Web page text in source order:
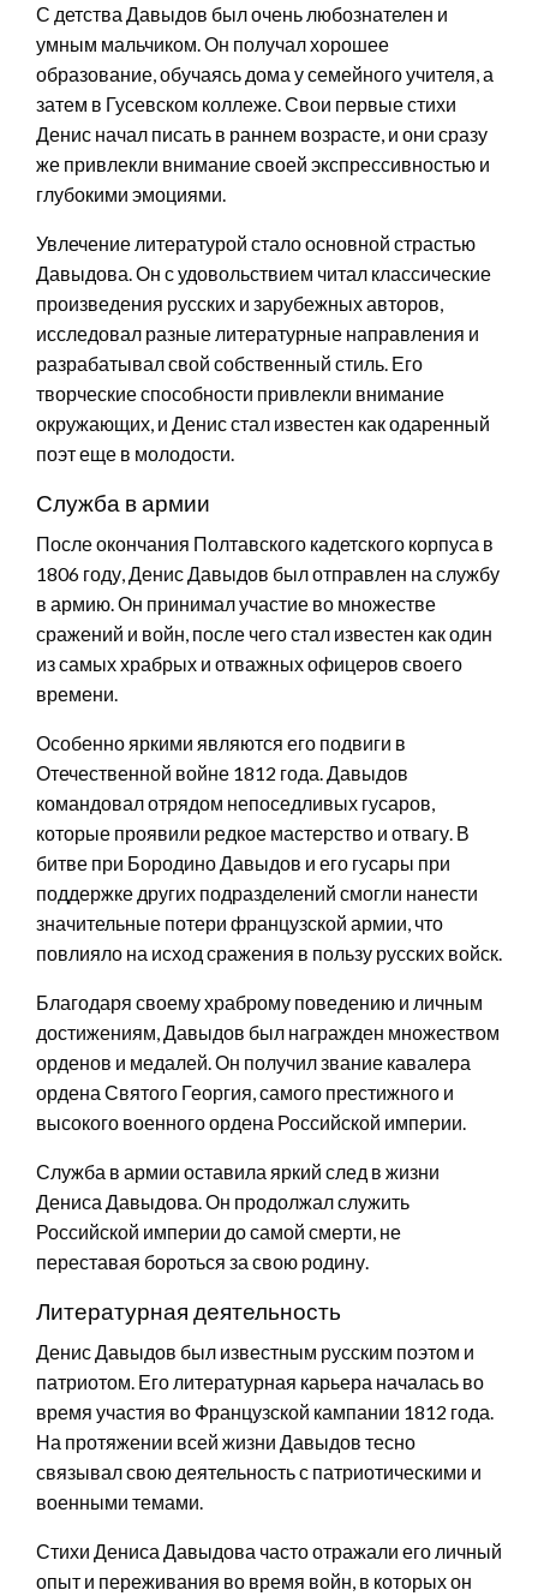
С детства Давыдов был очень любознателен и
умным мальчиком. Он получал хорошее
образование, обучаясь дома у семейного учителя, а
затем в Гусевском коллеже. Свои первые стихи
Денис начал писать в раннем возрасте, и они сразу
же привлекли внимание своей экспрессивностью и
глубокими эмоциями.
Увлечение литературой стало основной страстью
Давыдова. Он с удовольствием читал классические
произведения русских и зарубежных авторов,
исследовал разные литературные направления и
разрабатывал свой собственный стиль. Его
творческие способности привлекли внимание
окружающих, и Денис стал известен как одаренный
поэт еще в молодости.
Служба в армии
После окончания Полтавского кадетского корпуса в
1806 году, Денис Давыдов был отправлен на службу
в армию. Он принимал участие во множестве
сражений и войн, после чего стал известен как один
из самых храбрых и отважных офицеров своего
времени.
Особенно яркими являются его подвиги в
Отечественной войне 1812 года. Давыдов
командовал отрядом непоседливых гусаров,
которые проявили редкое мастерство и отвагу. В
битве при Бородино Давыдов и его гусары при
поддержке других подразделений смогли нанести
значительные потери французской армии, что
повлияло на исход сражения в пользу русских войск.
Благодаря своему храброму поведению и личным
достижениям, Давыдов был награжден множеством
орденов и медалей. Он получил звание кавалера
ордена Святого Георгия, самого престижного и
высокого военного ордена Российской империи.
Служба в армии оставила яркий след в жизни
Дениса Давыдова. Он продолжал служить
Российской империи до самой смерти, не
переставая бороться за свою родину.
Литературная деятельность
Денис Давыдов был известным русским поэтом и
патриотом. Его литературная карьера началась во
время участия во Французской кампании 1812 года.
На протяжении всей жизни Давыдов тесно
связывал свою деятельность с патриотическими и
военными темами.
Стихи Дениса Давыдова часто отражали его личный
опыт и переживания во время войн, в которых он